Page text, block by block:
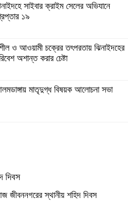
সাইবার ক্রাইম সেলের অভিযানে
১৯
ও আওয়ামী চক্রের তৎপরতায় ঝিনাইদহের
অশান্ত করার চেষ্টা
মাতৃদুগ্ধ বিষয়ক আলোচনা সভা
দিবস
জীবননগরের স্থানীয় শহিদ দিবস